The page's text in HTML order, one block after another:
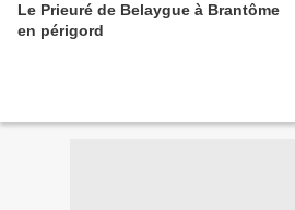
Le Prieuré de Belaygue à Brantôme
en périgord